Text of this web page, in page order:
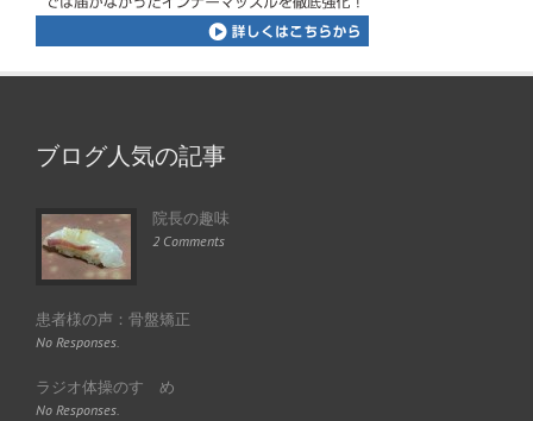
ブログ人気の記事
院長の趣味
2 Comments
患者様の声：骨盤矯正
No Responses.
ラジオ体操のすゝめ
No Responses.